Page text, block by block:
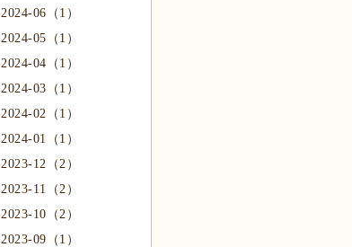
2024-06（1）
2024-05（1）
2024-04（1）
2024-03（1）
2024-02（1）
2024-01（1）
2023-12（2）
2023-11（2）
2023-10（2）
2023-09（1）